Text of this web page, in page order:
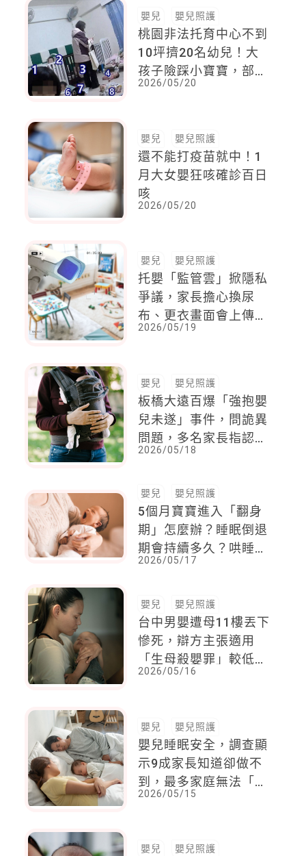
嬰兒 嬰兒照護
桃園非法托育中心不到
10坪擠20名幼兒！大
孩子險踩小寶寶，部分
家長反嗆稽查人員：這
2026/05/20
嬰兒 嬰兒照護
還不能打疫苗就中！1
月大女嬰狂咳確診百日
咳
2026/05/20
嬰兒 嬰兒照護
托嬰「監管雲」掀隱私
爭議，家長擔心換尿
布、更衣畫面會上傳。
衛福部這樣回應
2026/05/19
嬰兒 嬰兒照護
板橋大遠百爆「強抱嬰
兒未遂」事件，問詭異
問題，多名家長指認同
一少年
2026/05/18
嬰兒 嬰兒照護
5個月寶寶進入「翻身
期」怎麼辦？睡眠倒退
期會持續多久？哄睡戰
術一次看
2026/05/17
嬰兒 嬰兒照護
台中男嬰遭母11樓丟下
慘死，辯方主張適用
「生母殺嬰罪」較低刑
度，因母親孤立狀態下
2026/05/16
嬰兒 嬰兒照護
嬰兒睡眠安全，調查顯
示9成家長知道卻做不
到，最多家庭無法「不
同床睡」
2026/05/15
嬰兒 嬰兒照護